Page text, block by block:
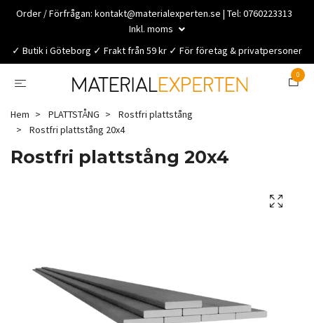
Order / Förfrågan: kontakt@materialexperten.se | Tel: 0760223313
Inkl. moms
✓ Butik i Göteborg ✓ Frakt från 59 kr ✓ För företag & privatpersoner
0
Hem PLATTSTÅNG
Rostfri plattstång
Rostfri plattstång 20x4
Rostfri plattstång 20x4